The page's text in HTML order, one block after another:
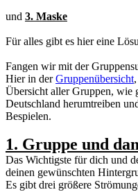
und 3. Maske
Für alles gibt es hier eine
Fangen wir mit der
Hier in derGruppenübersicht
Übersicht aller Gruppen, wie
Deutschland herumtreiben
Bespielen.
1. Gruppe und
Das Wichtigste für dich und
deinen gewünschten
Es gibt drei größere